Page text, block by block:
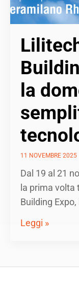
la
11 NOVEMBRE 2025
Dal 19 al 21
la prima
Building Expo,
Leggi »